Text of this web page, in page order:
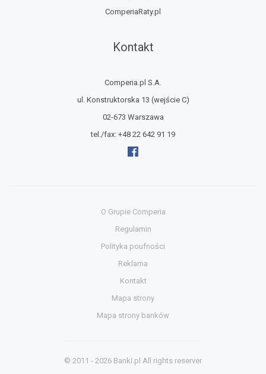
ComperiaRaty.pl
Kontakt
Comperia.pl S.A.
ul. Konstruktorska 13 (wejście C)
02-673 Warszawa
tel./fax: +48 22 642 91 19
© 2011 - 2026 Banki.pl All rights reserver
O Grupie Comperia
Regulamin
Polityka poufności
Reklama
Kontakt
Mapa strony
Mapa strony banków